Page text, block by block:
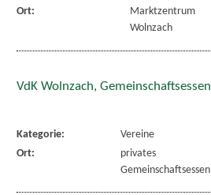
Ort:
Marktzentrum
Wolnzach
VdK Wolnzach, Gemeinschaftsessen
Kategorie:
Vereine
Ort:
privates
Gemeinschaftsessen